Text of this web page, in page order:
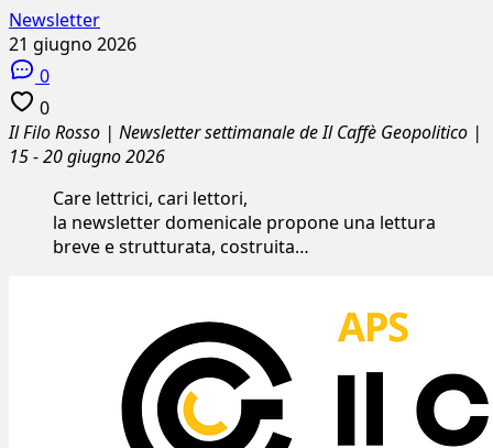
Newsletter
21 giugno 2026
0
0
Il Filo Rosso | Newsletter settimanale de Il Caffè Geopolitico |
15 - 20 giugno 2026
Care lettrici, cari lettori,
la newsletter domenicale propone una lettura
breve e strutturata, costruita…